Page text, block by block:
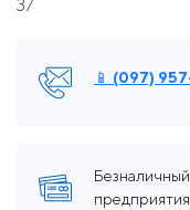
37
📱 (097)
предприятия